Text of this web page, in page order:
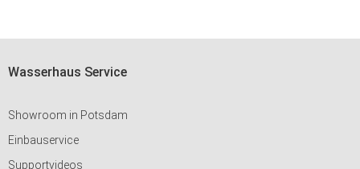
HINZUFÜGEN
Wasserhaus Service
Showroom in Potsdam
Einbauservice
Supportvideos